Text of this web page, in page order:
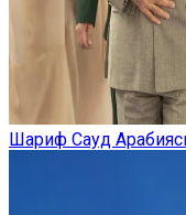
Шариф Сауд